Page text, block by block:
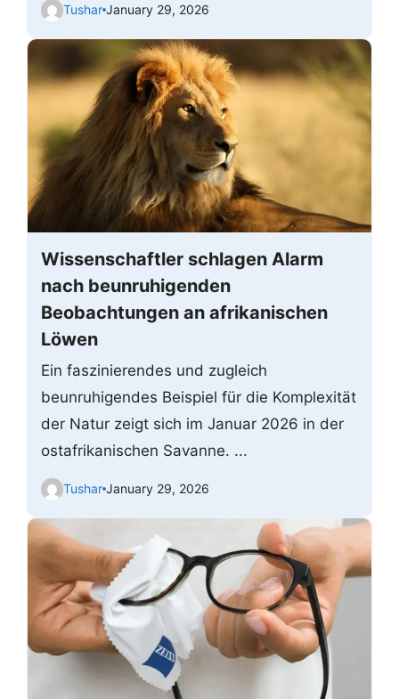
Tushar January 29, 2026
Wissenschaftler schlagen Alarm
nach beunruhigenden
Beobachtungen an afrikanischen
Löwen
Ein faszinierendes und zugleich
beunruhigendes Beispiel für die Komplexität
der Natur zeigt sich im Januar 2026 in der
ostafrikanischen Savanne. ...
Tushar January 29, 2026